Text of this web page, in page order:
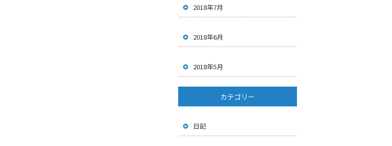
2018年7月
2018年6月
2018年5月
カテゴリー
日記